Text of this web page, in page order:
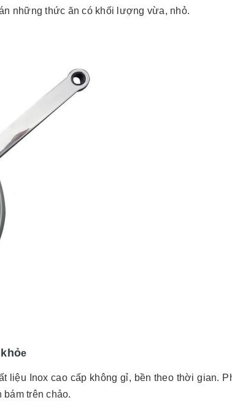
những thức ăn có khối lượng vừa, nhỏ.
e
liệu Inox cao cấp không gỉ, bền theo thời gian.
trên chảo.